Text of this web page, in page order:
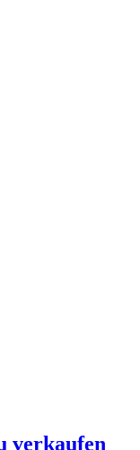
verkaufen